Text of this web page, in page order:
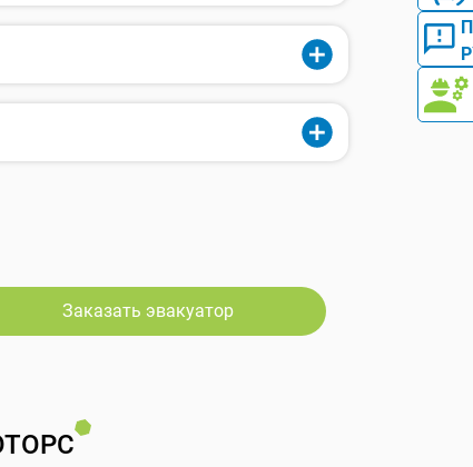
Заказать эвакуатор